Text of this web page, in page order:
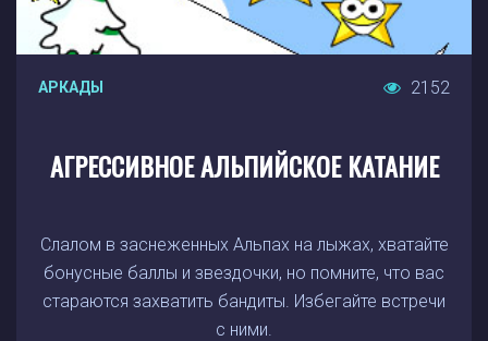
АРКАДЫ 2152
АГРЕССИВНОЕ АЛЬПИЙСКОЕ КАТАНИЕ
Слалом в заснеженных Альпах на лыжах, хватайте
бонусные баллы и звездочки, но помните, что вас
стараются захватить бандиты. Избегайте встречи
с ними.